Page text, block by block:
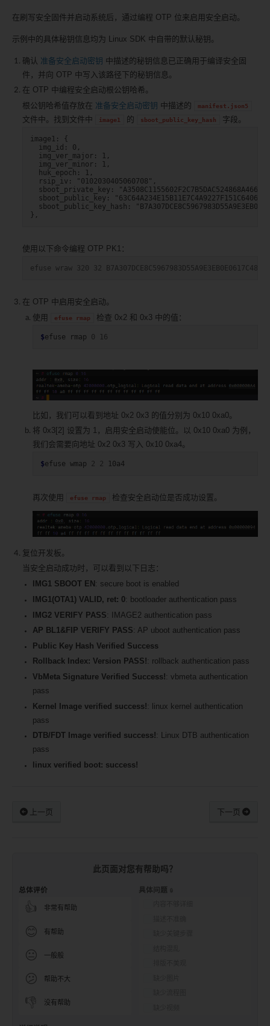
在刷写安全固件并启动系统后，通过编程 OTP 位来启用安全启动。
示例中的具体秘钥信息均为 Linux SDK 中自带的默认秘钥。
确认 准备安全启动密钥 中描述的秘钥信息已正确用于编译安全固
件，并向 OTP 中写入该路径下的秘钥信息。
在 OTP 中编程安全启动根公钥哈希。
根公钥哈希值存放在 准备安全启动密钥 中描述的 manifest.json5
文件中。找到文件中 image1 的 sboot_public_key_hash 字段。
image1: {
  img_id: 0,
  img_ver_major: 1,
  img_ver_minor: 1,
  huk_epoch: 1,
  rsip_iv: "0102030405060708",
sboot_private_key:
sboot_public_key:
sboot_public_key_hash:
使用以下命令编程 OTP PK1：
efuse wraw 320 32
在 OTP 中启用安全启动。
使用
efuse rmap 检查 0x2 和 0x3 中的值：
$efuse rmap 0 16
比如，我们可以看到地址 0x2 0x3 的值分别为 0x10 0xa0。
将 0x3[2] 设置为 1，启用安全启动使能位。以 0x10 0xa0 为例，
我们会需要向地址 0x2 0x3 写入 0x10 0xa4。
$efuse wmap 2 2
再次使用 efuse rmap 检查安全启动位是否成功设置。
复位开发板。
当安全启动成功时，可以看到以下日志：
IMG1 SBOOT EN : secure boot is enabled
IMG1(OTA1) VALID, ret: 0: bootloader authentication pass
IMG2 VERIFY PASS: IMAGE2 authentication pass
AP BL1&FIP VERIFY PASS: AP uboot authentication pass
Public Key Hash Verified Success
Rollback Index: Version PASS!: rollback authentication pass
VbMeta Signature Verified Success!: vbmeta authentication
pass
Kernel Image verified success!: linux kernel authentication
pass
DTB/FDT Image verified success!: Linux DTB authentication
pass
linux verified boot: success!
下一页
上一页
此页面对您有帮助吗？
总体评价
👍 非常有帮助
😊 有帮助
😐 一般般
😕 帮助不大
👎 没有帮助
具体问题